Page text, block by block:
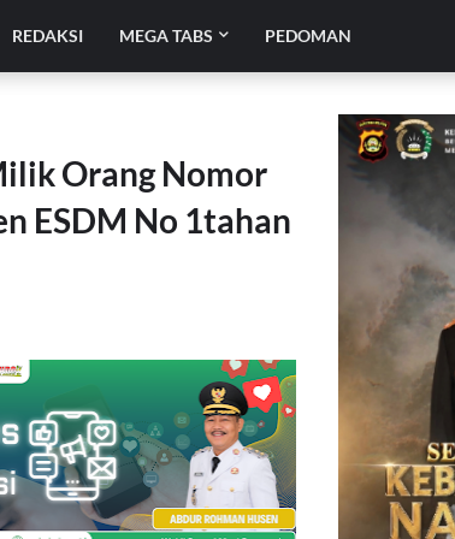
REDAKSI MEGA TABS PEDOMAN
Orang Nomor
ESDM No 1tahan